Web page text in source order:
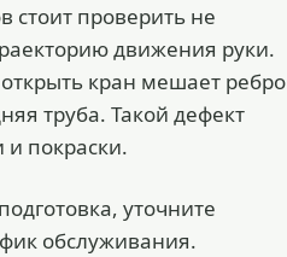
стоит проверить не
движения руки.
кран мешает ребро
труба. Такой дефект
и покраски.
уточните
обслуживания.